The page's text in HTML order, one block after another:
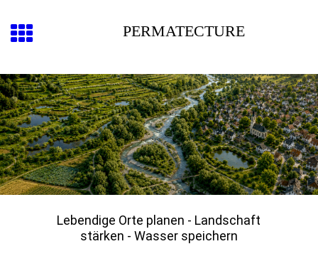
PERMATECTURE
Lebendige Orte planen - Landschaft
stärken - Wasser speichern